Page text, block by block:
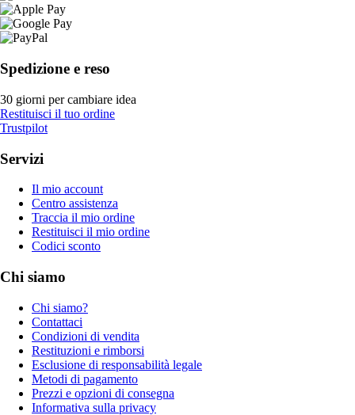
Spedizione e reso
30 giorni per cambiare idea
Restituisci il tuo ordine
Trustpilot
Servizi
Il mio account
Centro assistenza
Traccia il mio ordine
Restituisci il mio ordine
Codici sconto
Chi siamo
Chi siamo?
Contattaci
Condizioni di vendita
Restituzioni e rimborsi
Esclusione di responsabilità legale
Metodi di pagamento
Prezzi e opzioni di consegna
Informativa sulla privacy